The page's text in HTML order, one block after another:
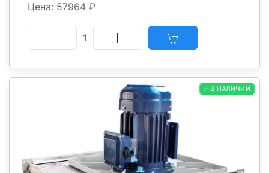
Цена: 57964 ₽
1
✅ В НАЛИЧИИ